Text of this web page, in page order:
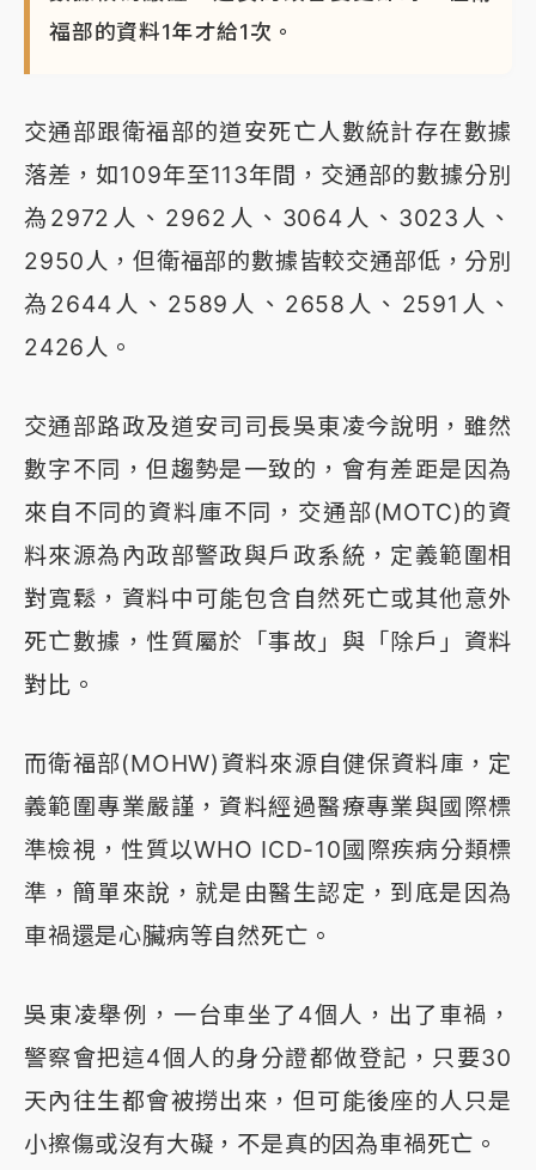
福部的資料1年才給1次。
交通部跟衛福部的道安死亡人數統計存在數據
落差，如109年至113年間，交通部的數據分別
為2972人、2962人、3064人、3023人、
2950人，但衛福部的數據皆較交通部低，分別
為2644人、2589人、2658人、2591人、
2426人。
交通部路政及道安司司長吳東凌今說明，雖然
數字不同，但趨勢是一致的，會有差距是因為
來自不同的資料庫不同，交通部(MOTC)的資
料來源為內政部警政與戶政系統，定義範圍相
對寬鬆，資料中可能包含自然死亡或其他意外
死亡數據，性質屬於「事故」與「除戶」資料
對比。
而衛福部(MOHW)資料來源自健保資料庫，定
義範圍專業嚴謹，資料經過醫療專業與國際標
準檢視，性質以WHO ICD-10國際疾病分類標
準，簡單來說，就是由醫生認定，到底是因為
車禍還是心臟病等自然死亡。
吳東凌舉例，一台車坐了4個人，出了車禍，
警察會把這4個人的身分證都做登記，只要30
天內往生都會被撈出來，但可能後座的人只是
小擦傷或沒有大礙，不是真的因為車禍死亡。